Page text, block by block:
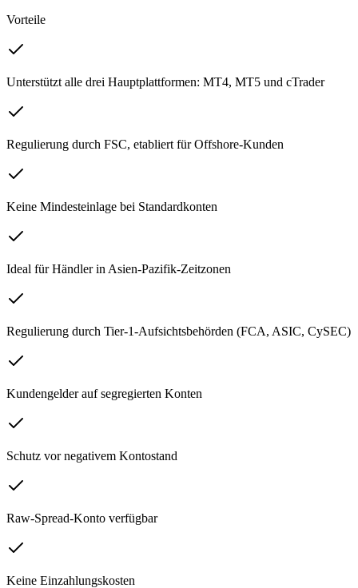
Vorteile
Unterstützt alle drei Hauptplattformen: MT4, MT5 und cTrader
Regulierung durch FSC, etabliert für Offshore-Kunden
Keine Mindesteinlage bei Standardkonten
Ideal für Händler in Asien-Pazifik-Zeitzonen
Regulierung durch Tier-1-Aufsichtsbehörden (FCA, ASIC, CySEC)
Kundengelder auf segregierten Konten
Schutz vor negativem Kontostand
Raw-Spread-Konto verfügbar
Keine Einzahlungskosten